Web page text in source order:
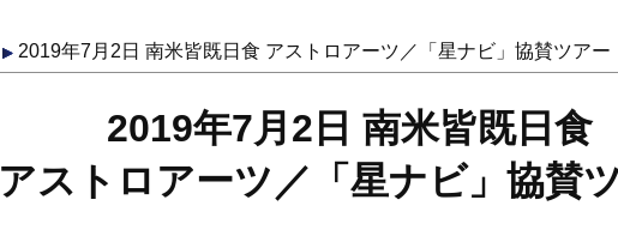
2019年7月2日 南米皆既日食 アストロアーツ／「星ナビ」協賛ツア
2019年7月2日 南米皆既日食
アストロアーツ／「星ナビ」協賛